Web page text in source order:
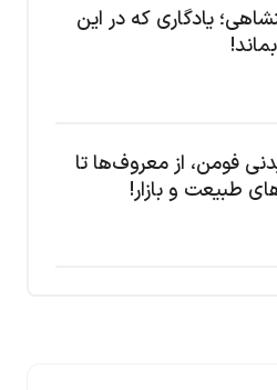
یادگاری که در این
فومن، از معروف‌ها تا
طبیعت و بازار!